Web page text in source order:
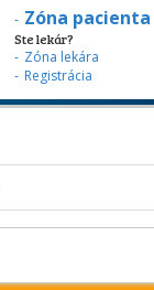
Zóna pacienta
Ste lekár?
Zóna lekára
Registrácia